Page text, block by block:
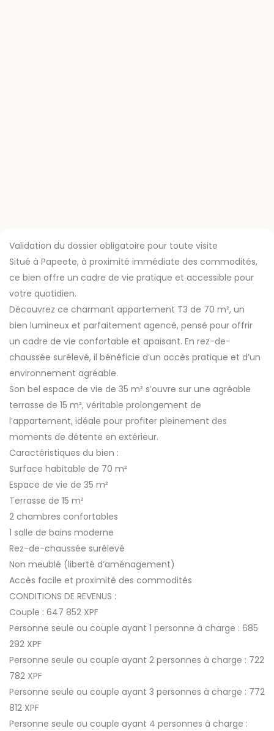
Validation du dossier obligatoire pour toute visite
Situé à Papeete, à proximité immédiate des commodités,
ce bien offre un cadre de vie pratique et accessible pour
votre quotidien.
Découvrez ce charmant appartement T3 de 70 m², un
bien lumineux et parfaitement agencé, pensé pour offrir
un cadre de vie confortable et apaisant. En rez-de-
chaussée surélevé, il bénéficie d’un accès pratique et d’un
environnement agréable.
Son bel espace de vie de 35 m² s’ouvre sur une agréable
terrasse de 15 m², véritable prolongement de
l’appartement, idéale pour profiter pleinement des
moments de détente en extérieur.
Caractéristiques du bien :
Surface habitable de 70 m²
Espace de vie de 35 m²
Terrasse de 15 m²
2 chambres confortables
1 salle de bains moderne
Rez-de-chaussée surélevé
Non meublé (liberté d’aménagement)
Accès facile et proximité des commodités
CONDITIONS DE REVENUS :
Couple : 647 852 XPF
Personne seule ou couple ayant 1 personne à charge : 685
292 XPF
Personne seule ou couple ayant 2 personnes à charge : 722
782 XPF
Personne seule ou couple ayant 3 personnes à charge : 772
812 XPF
Personne seule ou couple ayant 4 personnes à charge :